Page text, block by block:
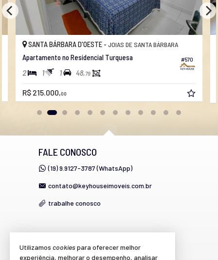
#570
SANTA BÁRBARA D'OESTE - JOIAS DE SANTA BÁRBARA
Apartamento no Residencial Turquesa
2 1 1 48,79
R$ 215.000,00
FALE CONOSCO
(19) 9.9127-3787 (WhatsApp)
contato@keyhouseimoveis.com.br
trabalhe conosco
cadastre seu imóvel
Utilizamos cookiespara oferecer melhor
experiência, melhorar o desempenho, analisar